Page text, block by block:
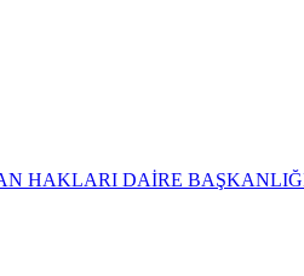
HAKLARI DAİRE